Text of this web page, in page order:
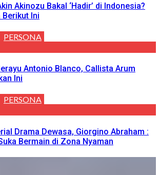
Akinozu Bakal ‘Hadir’ di Indonesia?
Berikut Ini
PERSONA
Antonio Blanco, Callista Arum
Ini
PERSONA
Drama Dewasa, Giorgino Abraham :
Bermain di Zona Nyaman